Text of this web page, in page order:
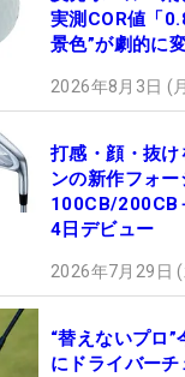
実測COR値「
景色”が劇的に
2026年8月3日 (
打感・顔・抜け
ンの新作フォ
100CB/200CB
4日デビュー
2026年7月29日
“替えないプロ
にドライバー